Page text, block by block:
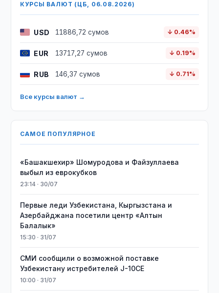
КУРСЫ ВАЛЮТ (ЦБ, 06.08.2026)
USD 11886,72 сумов ↓ 0.46%
EUR 13717,27 сумов ↓ 0.19%
RUB 146,37 сумов ↓ 0.71%
Все курсы валют →
САМОЕ ПОПУЛЯРНОЕ
«Башакшехир» Шомуродова и Файзуллаева
выбыл из еврокубков
23:14 · 30/07
Первые леди Узбекистана, Кыргызстана и
Азербайджана посетили центр «Алтын
Балалык»
15:30 · 31/07
СМИ сообщили о возможной поставке
Узбекистану истребителей J-10CE
10:00 · 31/07